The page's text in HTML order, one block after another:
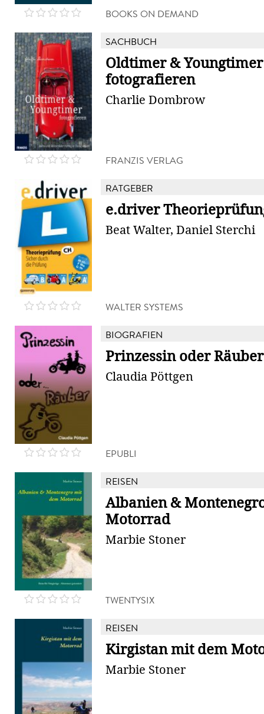
BOOKS ON DEMAND
SACHBUCH
Oldtimer & Youngtimer
fotografieren
Charlie Dombrow
FRANZIS VERLAG
RATGEBER
e.driver
Beat Walter, Daniel Sterchi
WALTER SYSTEMS
BIOGRAFIEN
Prinzessin oder Räuber
Claudia Pöttgen
EPUBLI
REISEN
Albanien &
Motorrad
Marbie Stoner
TWENTYSIX
REISEN
Kirgistan mit dem
Marbie Stoner